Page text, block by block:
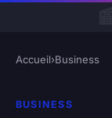
Accueil›Business
BUSINESS